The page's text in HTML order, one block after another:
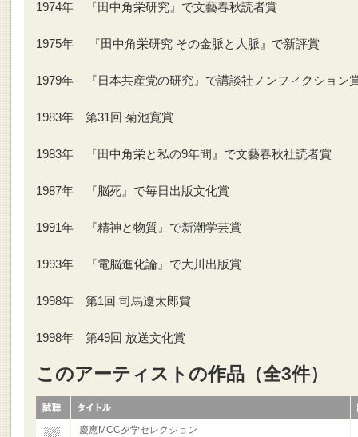
1974年 『田中角栄研究』で文藝春秋読者賞
1975年 『田中角栄研究 その金脈と人脈』で新評賞
1979年 『日本共産党の研究』で講談社ノンフィクション
1983年 第31回 菊池寛賞
1983年 『田中角栄と私の9年間』で文藝春秋社読者賞
1987年 『脳死』で毎日出版文化賞
1991年 『精神と物質』で新潮学芸賞
1993年 『電脳進化論』で大川出版賞
1998年 第1回 司馬遼太郎賞
1998年 第49回 放送文化賞
このアーティストの作品（全3件）
慶應MCC夕学セレクション